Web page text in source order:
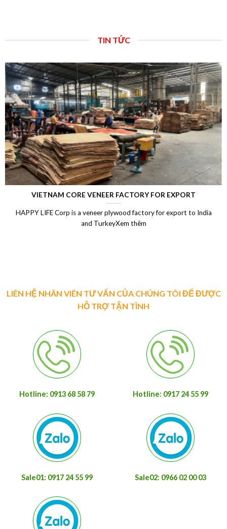
TIN TỨC
LAMINATED VENEER LUMBER (LVL)
Laminated Wood, LVL Laminated Veneer Lumber, LVL plywood
Vietnam, LVL Timber, Vietnam plywood exportXem thêm
LIÊN HỆ NHÂN VIÊN TƯ VẤN CỦA CHÚNG TÔI ĐỂ ĐƯỢC
HỖ TRỢ TẬN TÌNH
Hotline: 0913 68 58 79 Hotline: 0917 24 55 99
Sale01: 0917 24 55 99 Sale02: 0966 02 00 03